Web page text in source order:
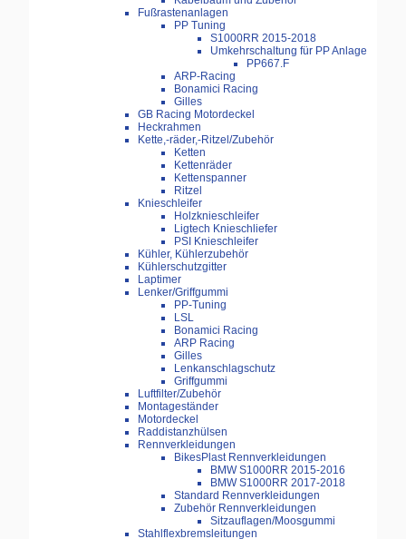
Fußrastenanlagen
PP Tuning
S1000RR 2015-2018
Umkehrschaltung für PP Anlage
PP667.F
ARP-Racing
Bonamici Racing
Gilles
GB Racing Motordeckel
Heckrahmen
Kette,-räder,-Ritzel/Zubehör
Ketten
Kettenräder
Kettenspanner
Ritzel
Knieschleifer
Holzknieschleifer
Ligtech Knieschliefer
PSI Knieschleifer
Kühler, Kühlerzubehör
Kühlerschutzgitter
Laptimer
Lenker/Griffgummi
PP-Tuning
LSL
Bonamici Racing
ARP Racing
Gilles
Lenkanschlagschutz
Griffgummi
Luftfilter/Zubehör
Montageständer
Motordeckel
Raddistanzhülsen
Rennverkleidungen
BikesPlast Rennverkleidungen
BMW S1000RR 2015-2016
BMW S1000RR 2017-2018
Standard Rennverkleidungen
Zubehör Rennverkleidungen
Sitzauflagen/Moosgummi
Stahlflexbremsleitungen